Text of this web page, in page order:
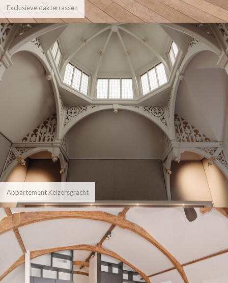
Exclusieve dakterrassen
Appartement Keizersgracht